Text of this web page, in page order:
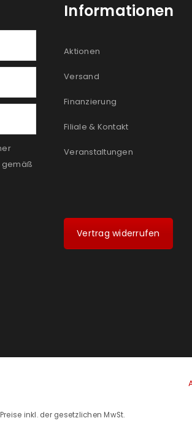
gemäß
Informationen
Aktionen
Versand
Finanzierung
Filiale & Kontakt
Veranstaltungen
Vertrag widerrufen
inkl. der gesetzlichen MwSt.